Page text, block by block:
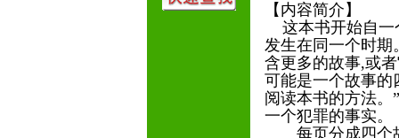
【内容简介】
这本书开始自一
发生在同一个时期
含更多的故事,或
可能是一个故事的
阅读本书的方法。
一个犯罪的事实。
每页分成四个故